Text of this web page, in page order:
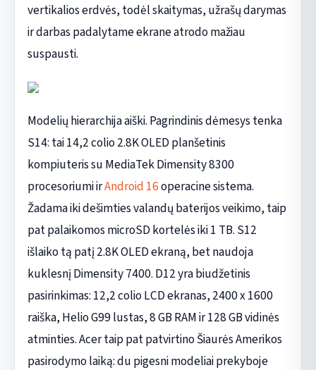
vertikalios erdvės, todėl skaitymas, užrašų darymas
ir darbas padalytame ekrane atrodo mažiau
suspausti.
Modelių hierarchija aiški. Pagrindinis dėmesys tenka
S14: tai 14,2 colio 2.8K OLED planšetinis
kompiuteris su MediaTek Dimensity 8300
procesoriumi irAndroid 16operacine sistema.
Žadama iki dešimties valandų baterijos veikimo, taip
pat palaikomos microSD kortelės iki 1 TB. S12
išlaiko tą patį 2.8K OLED ekraną, bet naudoja
kuklesnį Dimensity 7400. D12 yra biudžetinis
pasirinkimas: 12,2 colio LCD ekranas, 2400 x 1600
raiška, Helio G99 lustas, 8 GB RAM ir 128 GB vidinės
atminties. Acer taip pat patvirtino Šiaurės Amerikos
pasirodymo laiką: du pigesni modeliai prekyboje